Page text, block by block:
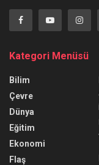
Kategori Menüsü
Bilim
Çevre
Dünya
Eğitim
Ekonomi
Flaş